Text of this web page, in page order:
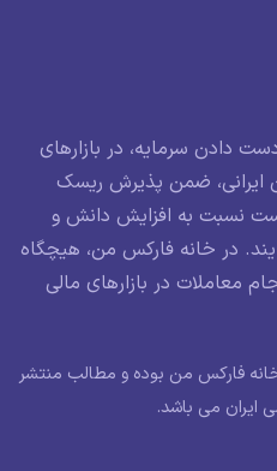
دادن سرمایه، در بازارهای
ایرانی، ضمن پذیرش ریسک
است نسبت به افزایش دانش و
در خانه فارکس من، هیچگاه
معاملات در بازارهای مالی
فارکس من بوده و مطالب منتشر
ایران می باشد.